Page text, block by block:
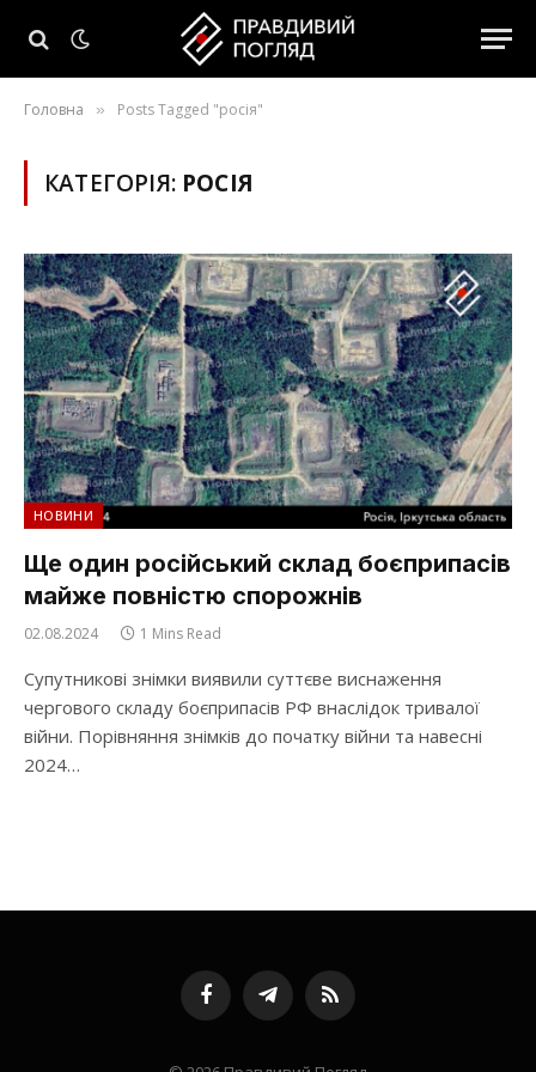
Головна » Posts Tagged "росія"
КАТЕГОРІЯ: РОСІЯ
НОВИНИ
Ще один російський склад боєприпасів
майже повністю спорожнів
02.08.2024 1 Mins Read
Супутникові знімки виявили суттєве виснаження
чергового складу боєприпасів РФ внаслідок тривалої
війни. Порівняння знімків до початку війни та навесні
2024…
FacebookTelegramRSS